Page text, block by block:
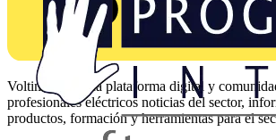
Voltimum es una plataforma digital y
profesionales eléctricos noticias del sector,
productos, formación y herramientas para el